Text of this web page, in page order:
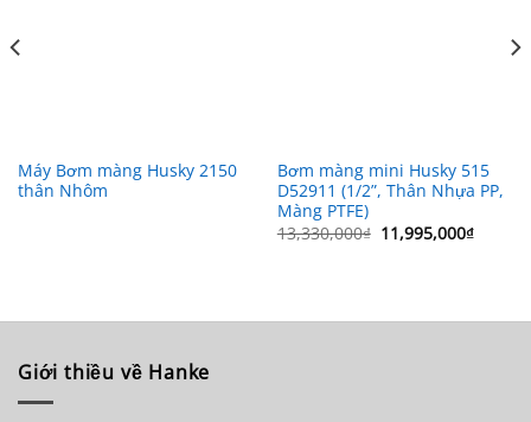
Máy Bơm màng Husky 2150
thân Nhôm
Bơm màng mini Husky 515
D52911 (1/2”, Thân Nhựa PP,
Màng PTFE)
13,330,000₫ Giá
gốc
11,995,000₫Giá
Giới thiều về Hanke